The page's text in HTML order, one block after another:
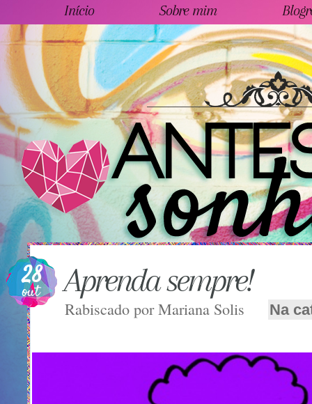
Início Sobre mim
28
out Aprenda sempre!
Rabiscado porMariana Solis Na